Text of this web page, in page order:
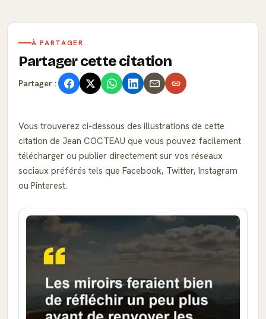
À PARTAGER
Partager cette citation
Partager :
Vous trouverez ci-dessous des illustrations de cette
citation de Jean COCTEAU que vous pouvez facilement
télécharger ou publier directement sur vos réseaux
sociaux préférés tels que Facebook, Twitter, Instagram
ou Pinterest.